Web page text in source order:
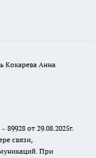
Кокарева Анна
от 29.08.2025г.
связи,
При